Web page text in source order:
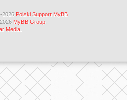
2026 Polski Support MyBB
MyBB Group
Media